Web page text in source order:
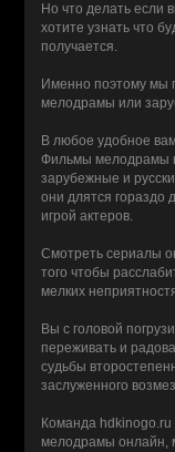
Но что делать если
хотите узнать что
получается.
Именно поэтому мы
мелодрамы или
В любое удобное
Фильмы мелодрамы
зарубежные и
они длятся гораздо
игрой актеров.
Смотреть сериалы
того чтобы
мелких
Вы с головой
переживать и
судьбы
заслуженного
Команда
мелодрамы онлайн,